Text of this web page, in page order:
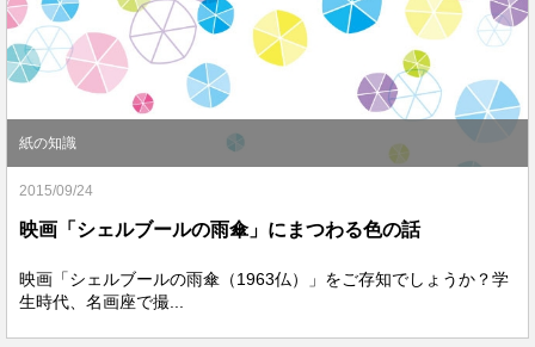
紙の知識
2015/09/24
映画「シェルブールの雨傘」にまつわる色の話
映画「シェルブールの雨傘（1963仏）」をご存知でしょうか？学
生時代、名画座で撮...